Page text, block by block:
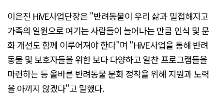
이은진 HiVE사업단장은 "반려동물이 우리 삶과 밀접해지고
가족의 일원으로 여기는 사람들이 늘어나는 만큼 인식 및 문
화 개선도 함께 이루어져야 한다"며 "HiVE사업을 통해 반려
동물 및 보호자들을 위한 보다 다양하고 알찬 프로그램들을
마련하는 등 올바른 반려동물 문화 정착을 위해 지원과 노력
을 아끼지 않겠다"고 말했다.